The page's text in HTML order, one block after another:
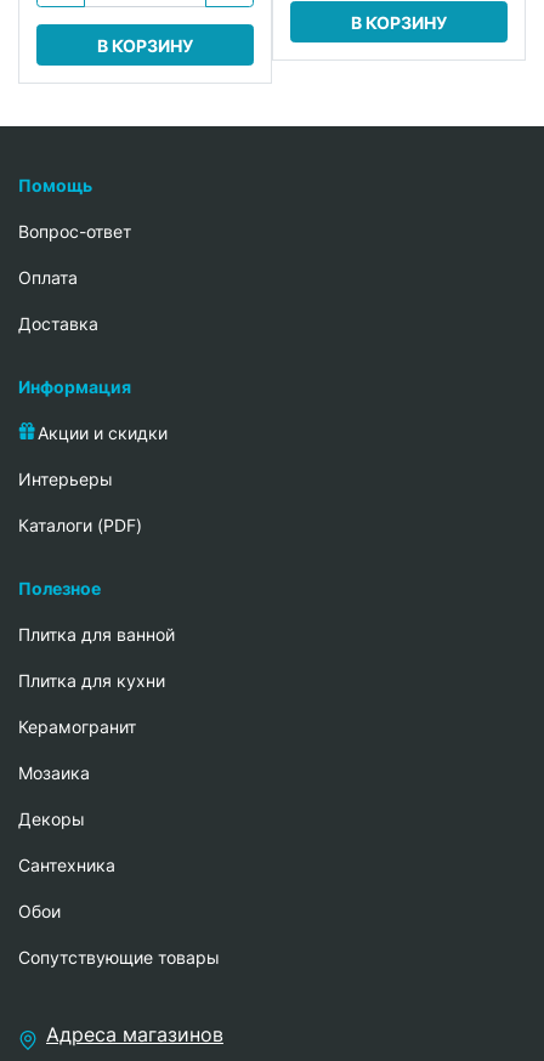
В КОРЗИНУ
В КОРЗИНУ
Помощь
Вопрос-ответ
Oплата
Доставка
Информация
Акции и скидки
Интерьеры
Каталоги (PDF)
Полезное
Плитка для ванной
Плитка для кухни
Керамогранит
Мозаика
Декоры
Сантехника
Обои
Сопутствующие товары
Адреса магазинов